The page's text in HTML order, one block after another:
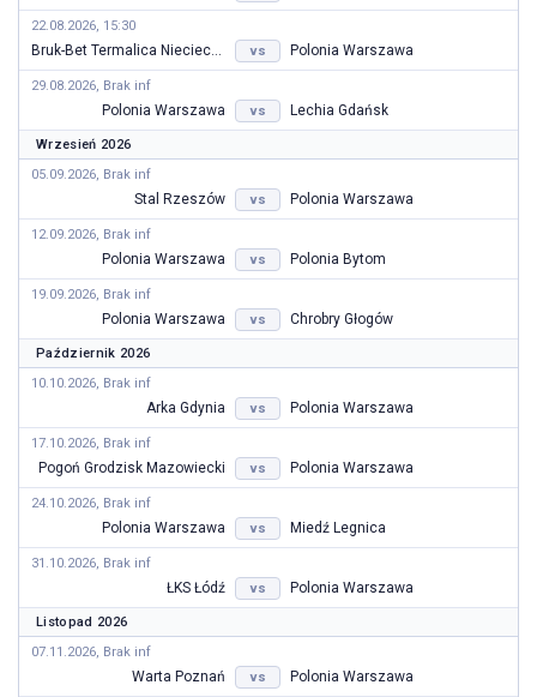
22.08.2026, 15:30
Bruk-Bet Termalica Nieciecza vs Polonia Warszawa
29.08.2026, Brak inf
Polonia Warszawa vs Lechia Gdańsk
Wrzesień 2026
05.09.2026, Brak inf
Stal Rzeszów vs Polonia Warszawa
12.09.2026, Brak inf
Polonia Warszawa vs Polonia Bytom
19.09.2026, Brak inf
Polonia Warszawa vs Chrobry Głogów
Październik 2026
10.10.2026, Brak inf
Arka Gdynia vs Polonia Warszawa
17.10.2026, Brak inf
Pogoń Grodzisk Mazowiecki vs Polonia Warszawa
24.10.2026, Brak inf
Polonia Warszawa vs Miedź Legnica
31.10.2026, Brak inf
ŁKS Łódź vs Polonia Warszawa
Listopad 2026
07.11.2026, Brak inf
Warta Poznań vs Polonia Warszawa